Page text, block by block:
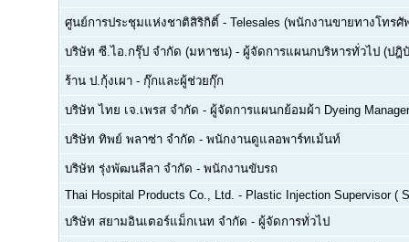
ศูนย์การประชุมแห่งชาติสิริกิติ์ - Telesales (พนักงานขายทางโทร
บริษัท ซี.ไอ.กรุ๊ป จำกัด (มหาชน) - ผู้จัดการแผนกบริหารทั่วไป (ปฎิ
ร้าน ป.กุ้งเผา - กุ๊กและผู้ช่วยกุ๊ก
บริษัท ไทย เจ.เพรส จำกัด - ผู้จัดการแผนกย้อมผ้า Dyeing Manager
บริษัท ทิพย์ พลาซ่า จำกัด - พนักงานดูแลอพาร์ทเม้นท์
บริษัท รุ่งพัฒนลีลา จำกัด - พนักงานขับรถ
Thai Hospital Products Co., Ltd. - Plastic Injection Supervisor (
บริษัท สยามอินเตอร์แม็กเนท จำกัด - ผู้จัดการทั่วไป